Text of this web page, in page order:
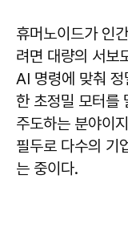
휴머노이드가 인
려면 대량의 서보
AI 명령에 맞춰
한 초정밀 모터를
주도하는 분야이
필두로 다수의 기
는 중이다.